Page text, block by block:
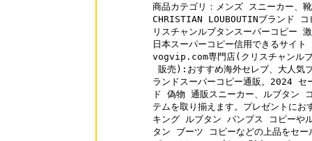
商品カテゴリ：メンズ スニーカー、靴
CHRISTIAN LOUBOUTINブラン
リスチャンルブタンスーパーコピー
日本スーパーコピー信用できるサ
vogvip.com専門店(クリスチャンル
販売):おすすめ海外セレブ、大人気
ランドスーパーコピー通販。
ド 偽物 通販スニーカー、ルブタン
テムを取り揃えます。プレゼントにお
キング ルブタン パンプス コピーや
タン ブーツ コピーなどの上品をセ